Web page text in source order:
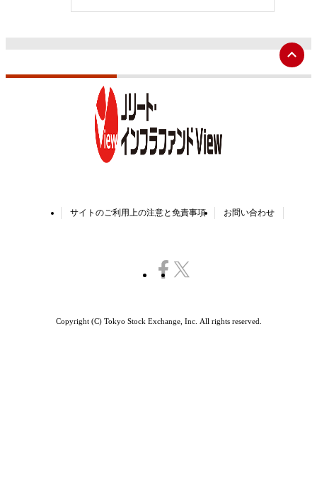
ペ
ー
ジ
サイトのご利用上の注意と免責事項 お問い合わせ
Copyright (C) Tokyo Stock Exchange, Inc. All rights reserved.